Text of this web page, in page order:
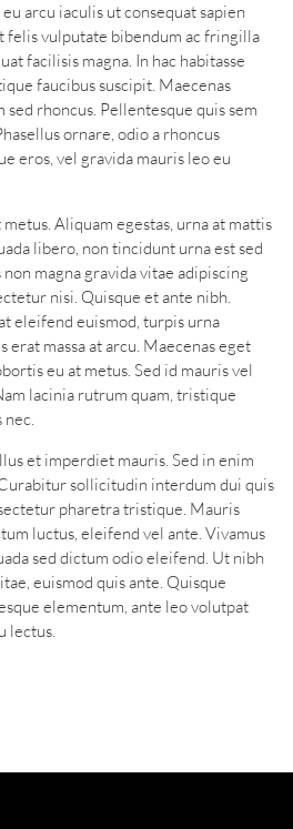
arcu iaculis ut consequat sapien
felis vulputate bibendum ac fringilla
facilisis magna. In hac habitasse
faucibus suscipit. Maecenas
rhoncus. Pellentesque quis sem
ornare, odio a rhoncus
eros, vel gravida mauris leo eu
Aliquam egestas, urna at mattis
libero, non tincidunt urna est sed
magna gravida vitae adipiscing
nisi. Quisque et ante nibh.
eleifend euismod, turpis urna
erat massa at arcu. Maecenas eget
eu at metus. Sed id mauris vel
lacinia rutrum quam, tristique
et imperdiet mauris. Sed in enim
sollicitudin interdum dui quis
pharetra tristique. Mauris
luctus, eleifend vel ante. Vivamus
sed dictum odio eleifend. Ut nibh
euismod quis ante. Quisque
elementum, ante leo volutpat
lectus.